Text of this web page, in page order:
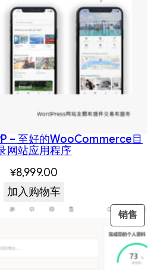
– 至好的WooCommerce目
网站应用程序
¥8,999.00
加入购物车
销售 促
销
产
品